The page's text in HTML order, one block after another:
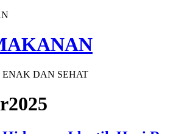
DAN SEHAT